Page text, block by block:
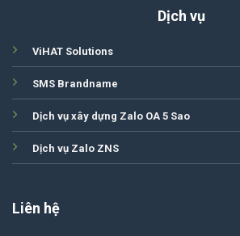
Dịch vụ
ViHAT Solutions
SMS Brandname
Dịch vụ xây dựng Zalo OA 5 Sao
Dịch vụ Zalo ZNS
Liên hệ